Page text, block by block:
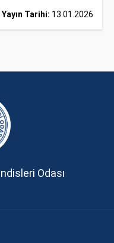
Yayın Tarihi: 13.01.2026
Odası